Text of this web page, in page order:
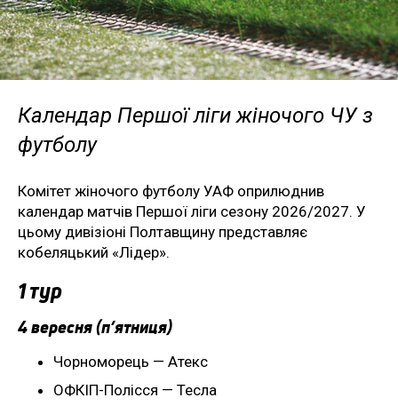
Календар Першої ліги жіночого ЧУ з
футболу
Комітет жіночого футболу УАФ оприлюднив
календар матчів Першої ліги сезону 2026/2027. У
цьому дивізіоні Полтавщину представляє
кобеляцький «Лідер».
1 тур
4 вересня (п’ятниця)
Чорноморець — Атекс
ОФКІП-Полісся — Тесла